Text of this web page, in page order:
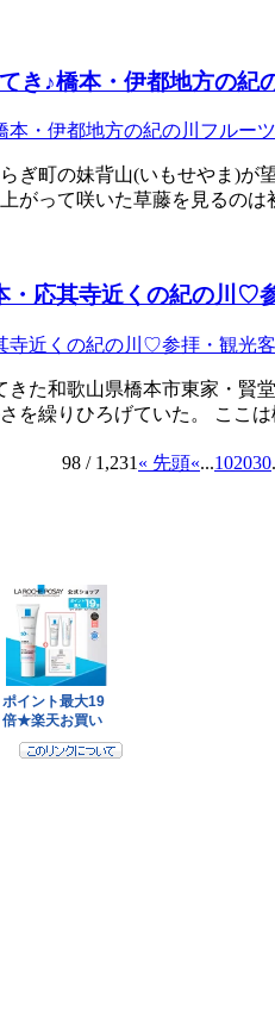
き♪橋本・伊都地方の
ぎ町の妹背山(いもせやま)
がって咲いた草藤を見るの
応其寺近くの紀の川♡
た和歌山県橋本市東家・
を繰りひろげていた。 ここ
98 / 1,231 « 先頭«...102030